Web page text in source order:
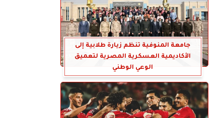
جامعة المنوفية تنظم زيارة طلابية إلى
الأكاديمية العسكرية المصرية لتعميق
الوعي الوطني